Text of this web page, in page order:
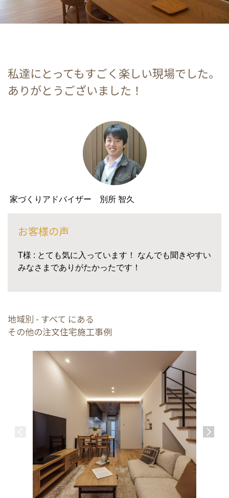
私達にとってもすごく楽しい現場でした。
ありがとうございました！
家づくりアドバイザー 別所 智久
お客様の声
T様 : とても気に入っています！ なんでも聞きやすい
みなさまでありがたかったです！
地域別 - すべて にある
その他の注文住宅施工事例